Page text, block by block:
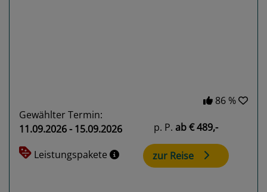
86 %
Gewählter Termin:
11.09.2026 - 15.09.2026
Leistungspakete
p. P. ab€ 489,-
zur Reise